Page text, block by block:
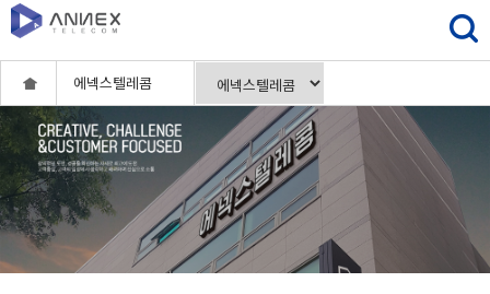
에넥스텔레콤